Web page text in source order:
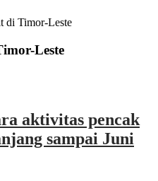
di Timor-Leste
Leste
aktivitas pencak
sampai Juni